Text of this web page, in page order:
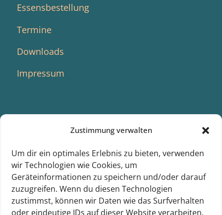
Zustimmung verwalten
Um dir ein optimales Erlebnis zu bieten, verwenden
wir Technologien wie Cookies, um
Geräteinformationen zu speichern und/oder darauf
zuzugreifen. Wenn du diesen Technologien
zustimmst, können wir Daten wie das Surfverhalten
oder eindeutige IDs auf dieser Website verarbeiten.
Essensbestellung
Termine
Downloads
Impressum